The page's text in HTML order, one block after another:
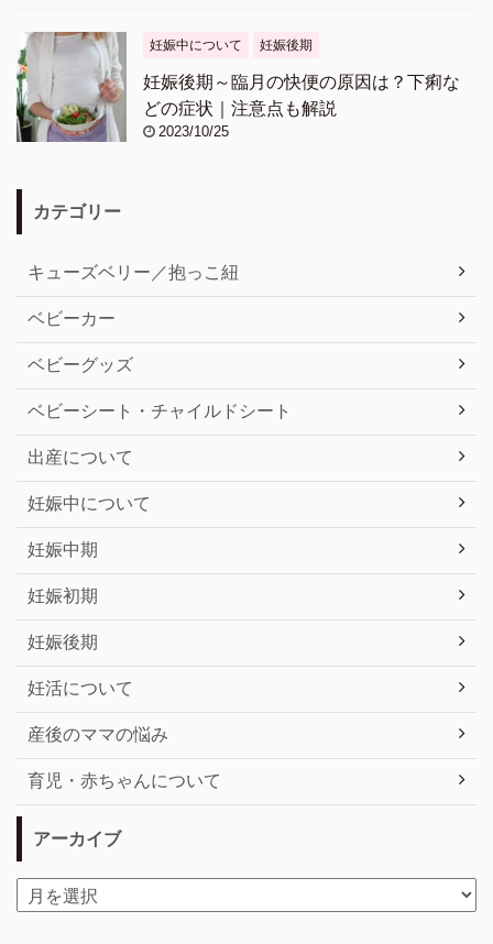
妊娠中について 妊娠後期
妊娠後期～臨月の快便の原因は？下痢な
どの症状｜注意点も解説
2023/10/25
カテゴリー
キューズベリー／抱っこ紐
ベビーカー
ベビーグッズ
ベビーシート・チャイルドシート
出産について
妊娠中について
妊娠中期
妊娠初期
妊娠後期
妊活について
産後のママの悩み
育児・赤ちゃんについて
アーカイブ